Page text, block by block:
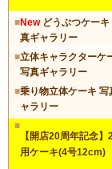
■Newどうぶつケーキ
真ギャラリー
■立体キャラクターケ
写真ギャラリー
■乗り物立体ケーキ 写
ャラリー
■
【開店20周年記念】
用ケーキ(4号12cm)